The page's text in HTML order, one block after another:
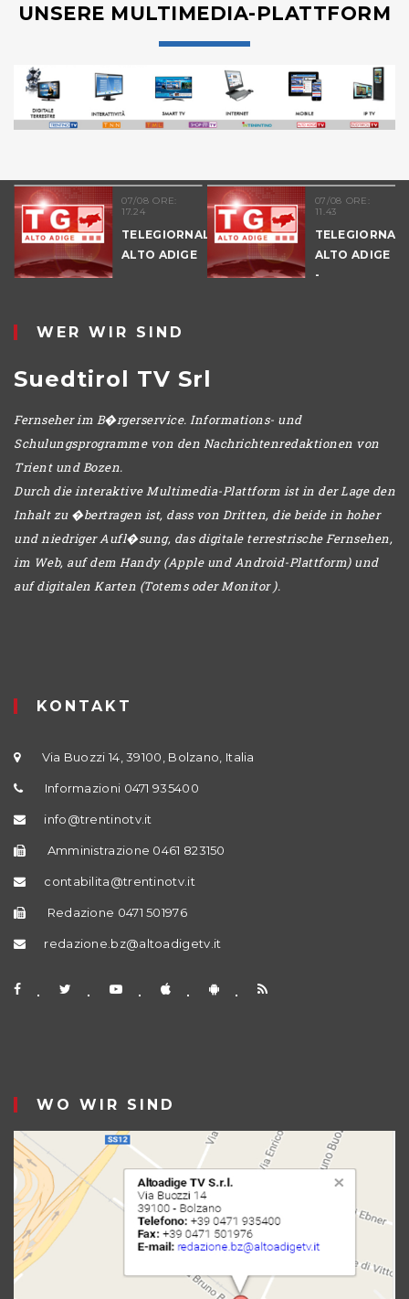
UNSERE MULTIMEDIA-PLATTFORM
07/08 ORE:
17.24
TELEGIORNALE
ALTO ADIGE
07/08 ORE:
11.43
ALTO ADIGE
-
WER WIR SIND
Suedtirol TV Srl
Fernseher im B�rgerservice. Informations- und
Schulungsprogramme von den Nachrichtenredaktionen von
Trient und Bozen.
Durch die interaktive Multimedia-Plattform ist in der Lage den
Inhalt zu �bertragen ist, dass von Dritten, die beide in hoher
und niedriger Aufl�sung, das digitale terrestrische Fernsehen,
im Web, auf dem Handy (Apple und Android-Plattform) und
auf digitalen Karten (Totems oder Monitor ).
KONTAKT
Via Buozzi 14, 39100, Bolzano, Italia
Informazioni 0471 935400
info@trentinotv.it
Amministrazione 0461 823150
contabilita@trentinotv.it
Redazione 0471 501976
redazione.bz@altoadigetv.it
WO WIR SIND